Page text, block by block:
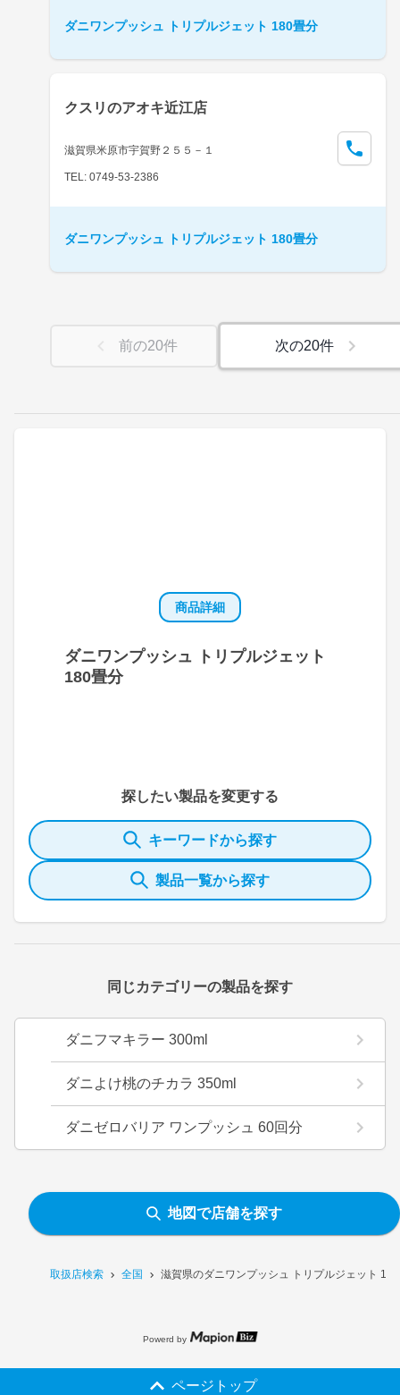
取扱店検索 全国 滋賀県のダニワンプッシュ トリプルジェット
商品詳細
ダニワンプッシュ トリプルジェット
180畳分
探したい製品を変更する
キーワードから探す
製品一覧から探す
同じカテゴリーの製品を探す
ダニフマキラー 300ml
ダニよけ桃のチカラ 350ml
ダニゼロバリア ワンプッシュ 60回分
ダニワンプッシュ トリプルジェット 180畳分
クスリのアオキ近江店
滋賀県米原市宇賀野２５５－１
TEL: 0749-53-2386
ダニワンプッシュ トリプルジェット 180畳分
前の20件 次の20件
地図で店舗を探す
Powerd by
ページトップ